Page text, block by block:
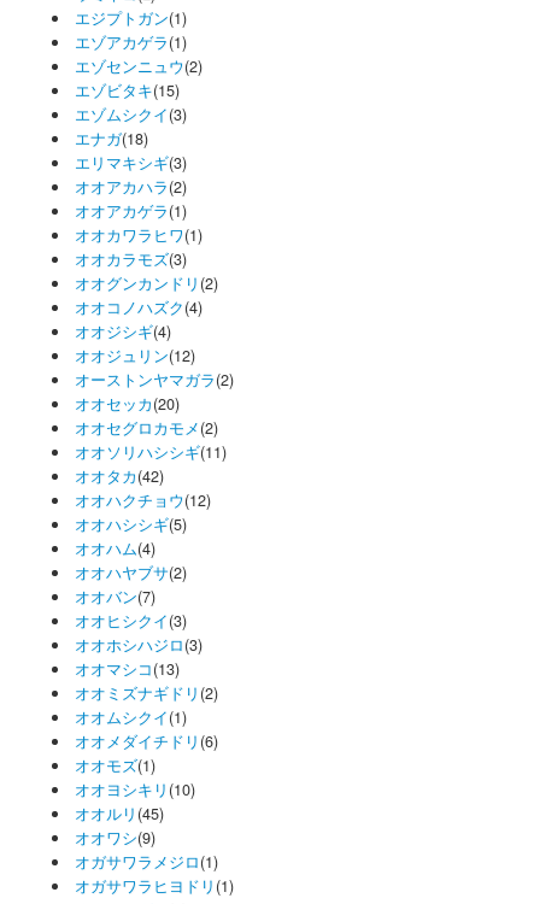
エジプトガン(1)
エゾアカゲラ(1)
エゾセンニュウ(2)
エゾビタキ(15)
エゾムシクイ(3)
エナガ(18)
エリマキシギ(3)
オオアカハラ(2)
オオアカゲラ(1)
オオカワラヒワ(1)
オオカラモズ(3)
オオグンカンドリ (2)
オオコノハズク(4)
オオジシギ(4)
オオジュリン(12)
オーストンヤマガラ(2)
オオセッカ(20)
オオセグロカモメ(2)
オオソリハシシギ(11)
オオタカ(42)
オオハクチョウ(12)
オオハシシギ(5)
オオハム(4)
オオハヤブサ(2)
オオバン(7)
オオヒシクイ(3)
オオホシハジロ(3)
オオマシコ(13)
オオミズナギドリ (2)
オオムシクイ(1)
オオメダイチドリ (6)
オオモズ(1)
オオヨシキリ (10)
オオルリ (45)
オオワシ(9)
オガサワラメジロ(1)
オガサワラヒヨドリ (1)